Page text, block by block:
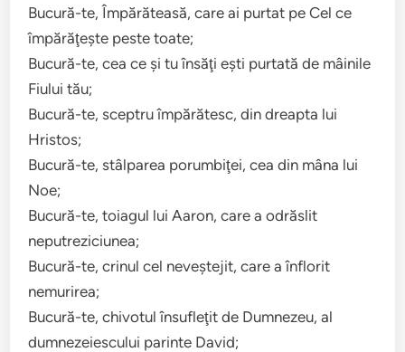
Bucură-te, Împărăteasă, care ai purtat pe Cel ce
împărăţeşte peste toate;
Bucură-te, cea ce şi tu însăţi eşti purtată de mâinile
Fiului tău;
Bucură-te, sceptru împărătesc, din dreapta lui
Hristos;
Bucură-te, stâlparea porumbiţei, cea din mâna lui
Noe;
Bucură-te, toiagul lui Aaron, care a odrăslit
neputreziciunea;
Bucură-te, crinul cel neveştejit, care a înflorit
nemurirea;
Bucură-te, chivotul însufleţit de Dumnezeu, al
dumnezeiescului parinte David;